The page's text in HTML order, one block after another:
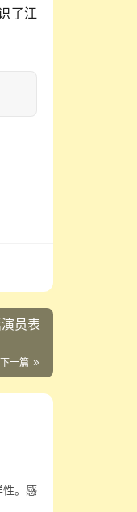
了江
员表
下一篇
性。感